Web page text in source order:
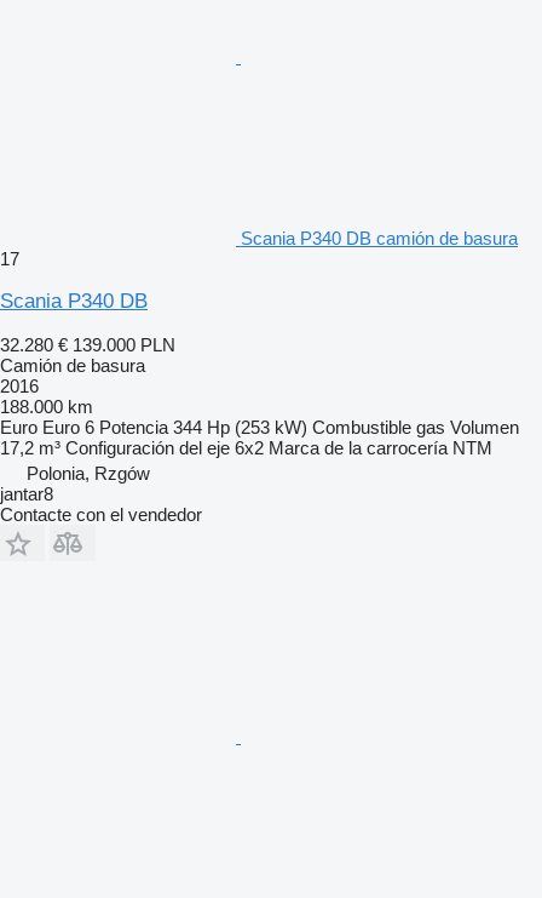
Scania P340 DB camión de basura
17
Scania P340 DB
32.280 € 139.000 PLN
Camión de basura
2016
188.000 km
Euro Euro 6 Potencia 344 Hp (253 kW) Combustible gas Volumen
17,2 m³ Configuración del eje 6x2 Marca de la carrocería NTM
Polonia, Rzgów
jantar8
Contacte con el vendedor